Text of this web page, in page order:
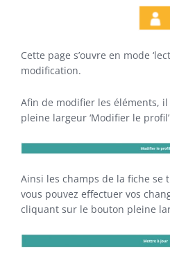
Cette page s’ouvre en mode
modification.
Afin de modifier les éléments,
pleine largeur ‘Modifier le profil’
Ainsi les champs de la fiche
vous pouvez effectuer vos
cliquant sur le bouton pleine